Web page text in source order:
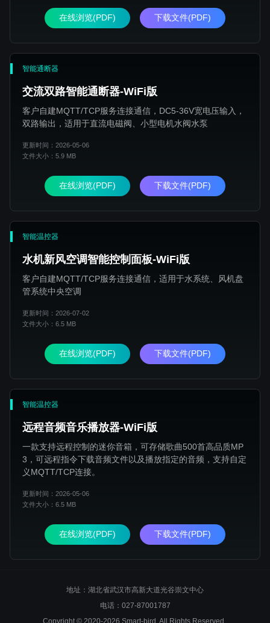
在线浏览(PDF) 下载文件(PDF)
智能通断器
交流双路智能通断器-WiFi版
客户自建MQTT/TCP服务连接通信，DC5-36V宽电压输入，
双路输出，适用于直流电磁阀、小型电机水阀水泵
更新时间：2026-05-06
文件大小：5.9 MB
在线浏览(PDF) 下载文件(PDF)
智能温控器
水机新风空调智能控制面板-WiFi版
客户自建MQTT/TCP服务连接通信，适用于水系统、风机盘
管系统中央空调
更新时间：2026-07-02
文件大小：6.5 MB
在线浏览(PDF) 下载文件(PDF)
智能温控器
远程音频音乐播放器-WiFi版
一款支持远程控制的迷你音箱，可存储歌曲500首高品质MP
3，可远程指令下载音频文件以及播放指定的音频，支持自定
义MQTT/TCP连接。
更新时间：2026-05-06
文件大小：6.5 MB
在线浏览(PDF) 下载文件(PDF)
地址：湖北省武汉市高新大道光谷崇文中心
电话：027-87001787
Copyright © 2020-2026 Smart-bird. All Rights Reserved.